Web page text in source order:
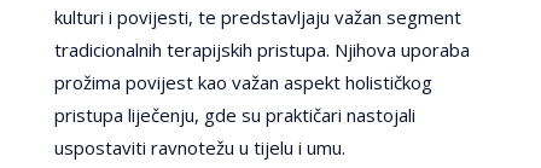
kulturi i povijesti, te predstavljaju važan segment
tradicionalnih terapijskih pristupa. Njihova uporaba
prožima povijest kao važan aspekt holističkog
pristupa liječenju, gde su praktičari nastojali
uspostaviti ravnotežu u tijelu i umu.